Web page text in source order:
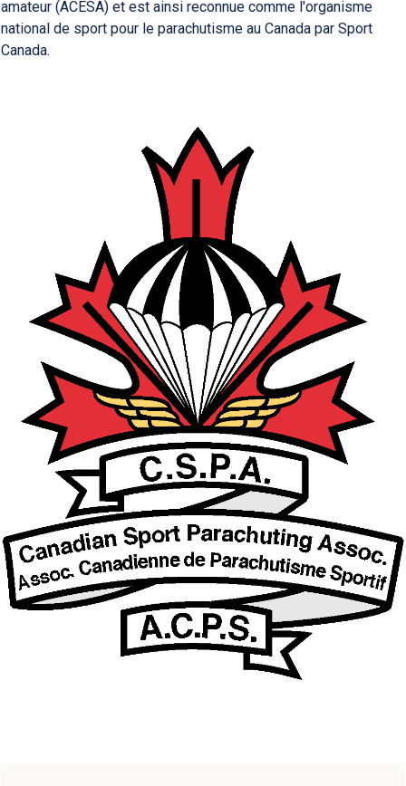
amateur (ACESA) et est ainsi reconnue comme l'organisme
national de sport pour le parachutisme au Canada par Sport
Canada.